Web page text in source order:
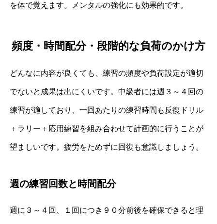
を体で覚えます。メンタルの強化にも効果的です。
頻度・時間配分・段階的な負荷のかけ方
どんなに内容が良くても、練習の頻度や負荷設定が適切
でないと成果は出にくいです。中級者には週３～４回の
練習が適しており、一回あたりの練習時間も反復ドリル
＋ラリー＋応用練習を組み合わせて計画的に行うことが
望ましいです。疲労をためずに回復も意識しましょう。
週の練習回数と時間配分
週に３～４回、１回につき９０分前後を確保できると理